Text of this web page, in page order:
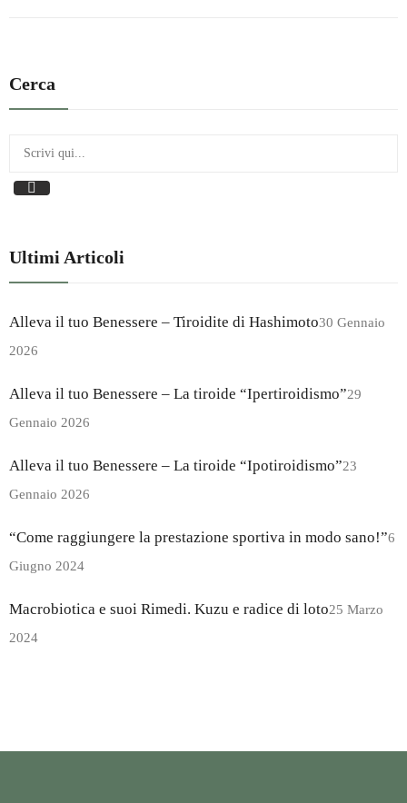
Cerca
Ultimi Articoli
Alleva il tuo Benessere – Tiroidite di Hashimoto30 Gennaio
2026
Alleva il tuo Benessere – La tiroide “Ipertiroidismo”29
Gennaio 2026
Alleva il tuo Benessere – La tiroide “Ipotiroidismo”23
Gennaio 2026
“Come raggiungere la prestazione sportiva in modo sano!”6
Giugno 2024
Macrobiotica e suoi Rimedi. Kuzu e radice di loto25 Marzo
2024